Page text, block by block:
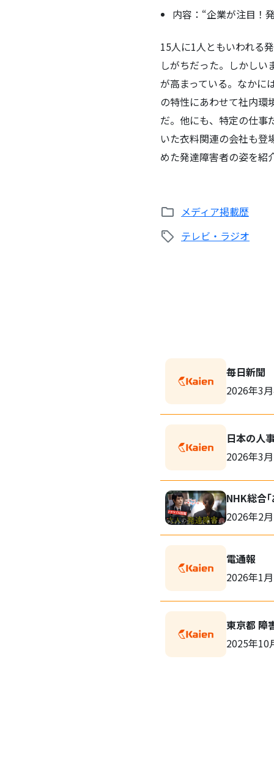
内容：“企業が注目！
15人に1人ともいわれる
しがちだった。しかし
が高まっている。なかに
の特性にあわせて社内環
だ。他にも、特定の仕事
いた衣料関連の会社も登
めた発達障害者の姿を紹
メディア掲載歴
テレビ・ラジオ
毎日新聞
2026年3
日本の人
2026年3
NHK総合
2026年2
電通報
2026年1
東京都 障
2025年10